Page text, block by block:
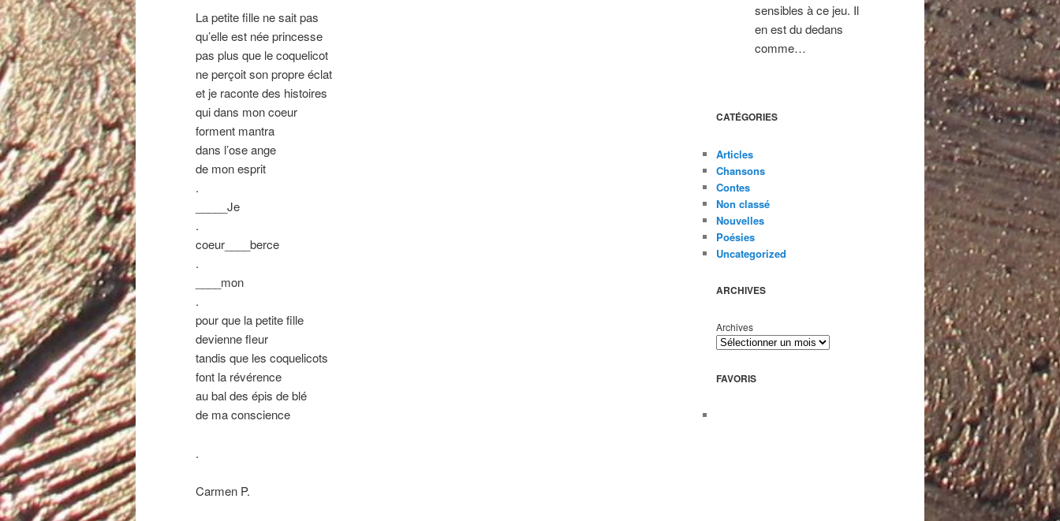
La petite fille ne sait pas
qu’elle est née princesse
pas plus que le coquelicot
ne perçoit son propre éclat
et je raconte des histoires
qui dans mon coeur
forment mantra
dans l’ose ange
de mon esprit
.
_____Je
.
coeur____berce
.
____mon
.
pour que la petite fille
devienne fleur
tandis que les coquelicots
font la révérence
au bal des épis de blé
de ma conscience
.
Carmen P.
sensibles à ce jeu. Il
en est du dedans
comme…
CATÉGORIES
Articles
Chansons
Contes
Non classé
Nouvelles
Poésies
Uncategorized
ARCHIVES
Archives
FAVORIS